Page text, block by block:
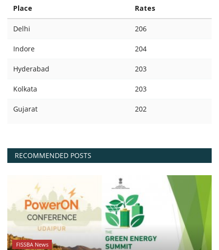
Place Rates
Delhi 206
Indore 204
Hyderabad 203
Kolkata 203
Gujarat 202
RECOMMENDED POSTS
FISSBA News